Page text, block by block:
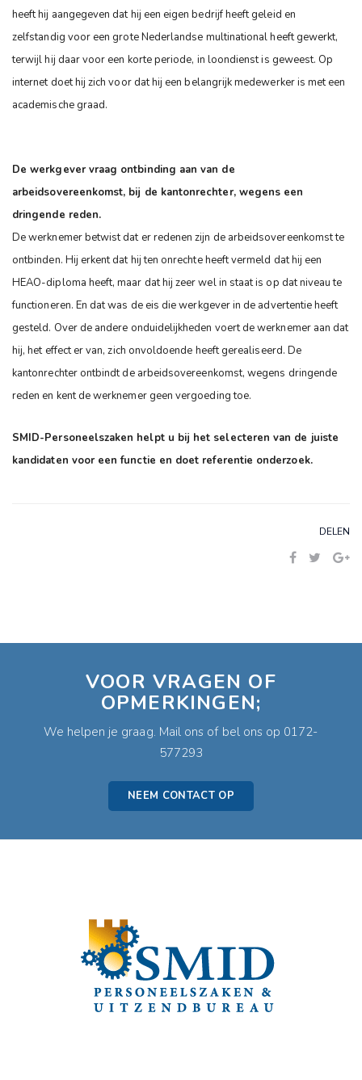
heeft hij aangegeven dat hij een eigen bedrijf heeft geleid en
zelfstandig voor een grote Nederlandse multinational heeft gewerkt,
terwijl hij daar voor een korte periode, in loondienst is geweest. Op
internet doet hij zich voor dat hij een belangrijk medewerker is met een
academische graad.
De werkgever vraag ontbinding aan van de
arbeidsovereenkomst, bij de kantonrechter, wegens een
dringende reden.
De werknemer betwist dat er redenen zijn de arbeidsovereenkomst te
ontbinden. Hij erkent dat hij ten onrechte heeft vermeld dat hij een
HEAO-diploma heeft, maar dat hij zeer wel in staat is op dat niveau te
functioneren. En dat was de eis die werkgever in de advertentie heeft
gesteld. Over de andere onduidelijkheden voert de werknemer aan dat
hij, het effect er van, zich onvoldoende heeft gerealiseerd. De
kantonrechter ontbindt de arbeidsovereenkomst, wegens dringende
reden en kent de werknemer geen vergoeding toe.
SMID-Personeelszaken helpt u bij het selecteren van de juiste
kandidaten voor een functie en doet referentie onderzoek.
DELEN
VOOR VRAGEN OF
OPMERKINGEN;
We helpen je graag. Mail ons of bel ons op 0172-
577293
NEEM CONTACT OP